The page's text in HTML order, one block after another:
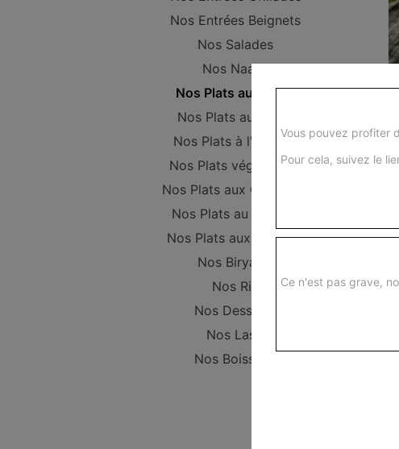
Nos Entrées Beignets
Nos Salades
Nos Naans
Nos Plats au Poulet
Nos Plats au Boeuf
Nos Plats à l'Agneau
Nos Plats végétariens
Nos Plats aux Crevettes
Nos Plats au Poisson
Nos Plats aux Gambas
Nos Biryanis
Nos Riz
Nos Desserts
Nos Lassi
Nos Boissons
Vous pouvez profiter
Pour cela, suivez le
Ce n'est pas grave,